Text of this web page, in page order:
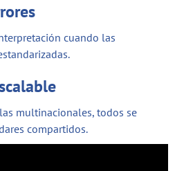
cuando las
multinacionales, todos se
compartidos.